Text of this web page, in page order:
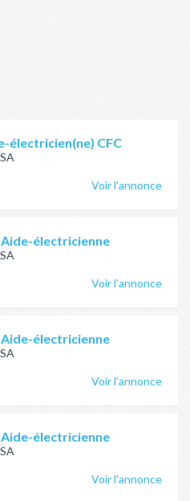
électricien(ne) CFC
Voir l'annonce
électricienne
Voir l'annonce
électricienne
Voir l'annonce
électricienne
Voir l'annonce